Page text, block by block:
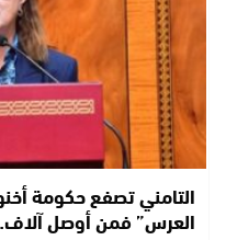
التامني تصفع حكومة
العرس” فمن أوصل